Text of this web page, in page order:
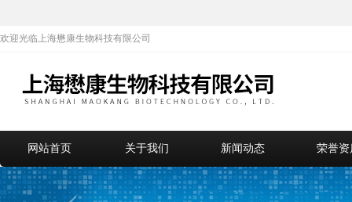
欢迎光临上海懋康生物科技有限公司
网站首页 关于我们 新闻动态 荣誉资